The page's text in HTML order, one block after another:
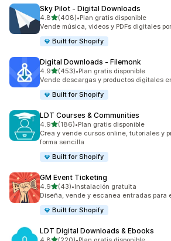
Sky Pilot ‑ Digital Downloads
4.8de 5 estrellas
(408)
408 reseñas en total
•Plan gratis disponible
Vende música, videos y PDFs digitales
Built for Shopify
Digital Downloads ‑ Filemonk
4.9de 5 estrellas
(453)
453 reseñas en total
•Plan gratis disponible
Vende descargas y productos digitales
Built for Shopify
LDT Courses & Communities
4.9de 5 estrellas
(186)
186 reseñas en total
•Plan gratis disponible
Crea y vende cursos online, tutoriales y
forma sencilla
Built for Shopify
GM Event Ticketing
4.9de 5 estrellas
(43)
43 reseñas en total
•Instalación gratuita
Diseña, vende y escanea entradas para
Built for Shopify
LDT Digital Downloads & Ebooks
de 5 estrellas